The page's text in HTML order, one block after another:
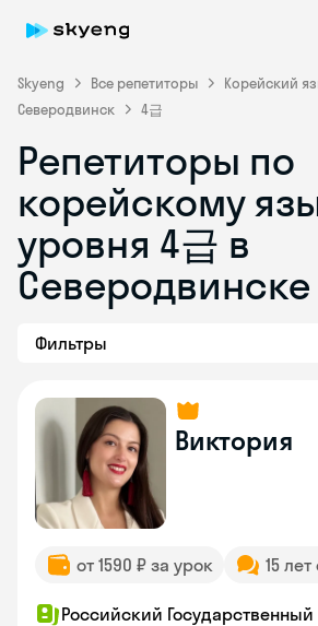
Skyeng Все репетиторы
Корейский
Северодвинск
4급
Репетиторы по
корейскому
уровня 4급 в
Фильтры
Виктория
от 1590 ₽ за урок 15
Российский
Skyeng Chat
online